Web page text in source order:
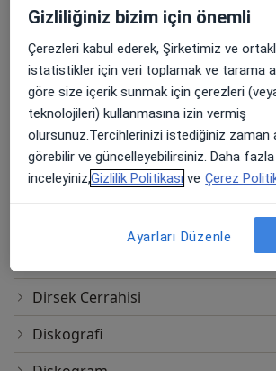
Bebek Kalça Ultrasonu
Bel Cerrahisi(Minimal Invaziv
Biseps Tenodezi
Brakiterapi
Ccp(Siklik Sitrülinlenmiş Peptit
Dirsek Cerrahisi
Diskografi
Gizliliğiniz bizim için önemli
Çerezleri kabul ederek, Şirketimiz ve
istatistikler için veri toplamak ve tarama
göre size içerik sunmak için çerezleri
teknolojileri) kullanmasına izin vermiş
olursunuz.Tercihlerinizi istediğiniz zaman
görebilir ve güncelleyebilirsiniz. Daha
inceleyiniz,Gizlilik Politikası ve Çerez
Ayarları Düzenle